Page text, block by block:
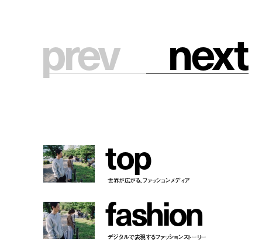
prev next
top
世界が広がる、ファッションメディア
fashion
デジタルで表現するファッションストーリー